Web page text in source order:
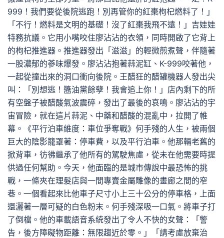
999！我們要從後院逃跑！別再管你的紅棗枸杞燃料了！」
「不行！燃料是文明的基礎！沒了紅棗我飛不遠！」吉娃娃
特務抗議。它用小嘴咬住廖沾沾的衣領，同時開啟了它背上
的枸杞推進器。推進器發出「滋滋」的輕微煎煮聲，伴隨著
一股濃郁的蔘味爆發。廖沾沾抱著蒜泥缸、K-999咬著他，
一起從撞出來的洞口衝向後院。王醋狂的醋罐機器人發出尖
叫：「別想逃！醬油黨餘孽！我會追上你！」店內剩下的所
有空盤子被醋酸氣波震碎，發出了最後的哀鳴。廖沾沾的宇
宙冒險，就在這片蒜泥、中藥和醋酸的混亂中，拉開了帷
幕。《平行泊車維度：車位爭奪戰》何手殘的人生，被兩個
巨大的陰影籠罩著：停車費，以及平行泊車。他那輛老舊的
掀背車，彷彿繼承了他所有的駕駛焦慮，從未在他需要時提
供過任何幫助。今天，他面臨的是城市傳說中最恐怖的挑
戰，一條夾在理髮店與一間專賣金屬雕像的畫廊之間的窄
巷。一個看起來比他車子尺寸小上三十公分的停車格，上面
還灑著一層可疑的白色粉末。何手殘深吸一口氣。將車子打
了倒檔。他的車載語音系統發出了令人不快的女聲：「警
告，後方障礙物距離：無限趨近於零。」「請考慮放棄治